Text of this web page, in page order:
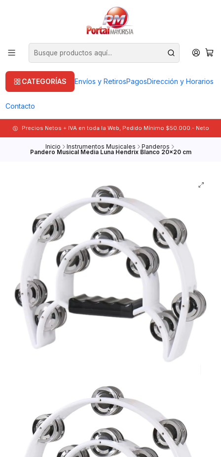
CATEGORÍAS Envíos y RetirosPagosDirección y Horarios
Contacto
Precios Netos + IVA en toda la Web, Pedido Mínimo $50.000.- Neto
Inicio Instrumentos Musicales Panderos
Pandero Musical Media Luna Hendrix Blanco 20x20 cm